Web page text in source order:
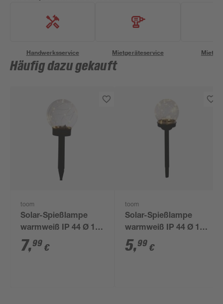
Handwerksservice Mietgeräteservice
Häufig dazu gekauft
toom
Solar-Spießlampe
warmweiß IP 44 Ø 15
x 44 cm
7,99 €
toom
Solar-Spießlampe
warmweiß IP 44 Ø 10
x 39 cm
5,99 €